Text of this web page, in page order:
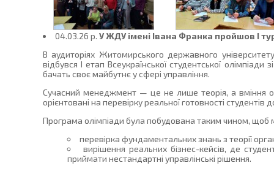
04.03.26 p. У ЖДУ імені Івана Франка пройшов І
В аудиторіях Житомирського державного
відбувся І етап Всеукраїнської студентської
бачать своє майбутнє у сфері управління.
Сучасний менеджмент — це не лише теорія, а вміння
орієнтовані на перевірку реальної готовності студентів
Програма олімпіади була побудована таким чином, щоб
перевірка фундаментальних знань з теорії
вирішення реальних бізнес-кейсів, де
приймати нестандартні управлінські рішення.